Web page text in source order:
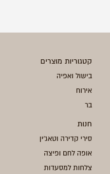
קטגוריות מוצרים
בישול ואפיה
אירוח
בר
חנות
סירי קדירה וטאג'ין
אופה לחם ופיצה
צלחות למסעדות